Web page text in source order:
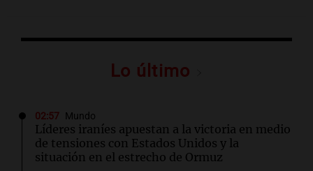
Lo último
02:57 Mundo
Líderes iraníes apuestan a la victoria en medio
de tensiones con Estados Unidos y la
situación en el estrecho de Ormuz